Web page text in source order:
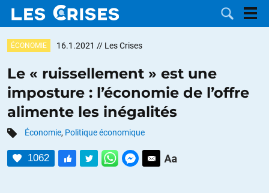
DOSSIERS
CATÉGORIES
MOTS CLÉS
ÉCONOMIE 16.1.2021 // Les Crises
Le « ruissellement » est une
imposture : l’économie de l’offre
alimente les inégalités
Économie, Politique économique
1062